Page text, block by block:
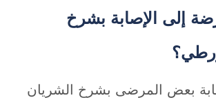
إلى الإصابة بشرخ
بعض المرضى بشرخ الشريان